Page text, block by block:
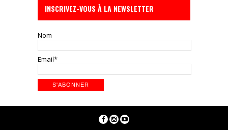
INSCRIVEZ-VOUS À LA NEWSLETTER
Nom
Email*